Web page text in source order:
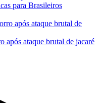
para Brasileiros
após ataque brutal de jacaré